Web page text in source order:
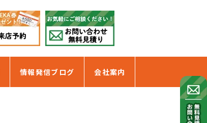
情報発信ブログ 会社案内